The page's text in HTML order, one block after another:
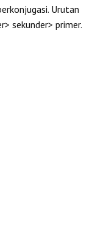
Urutan
sekunder> primer.